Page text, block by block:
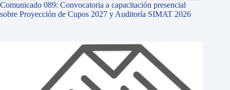
Comunicado 089: Convocatoria a capacitación presencial
sobre Proyección de Cupos 2027 y Auditoría SIMAT 2026